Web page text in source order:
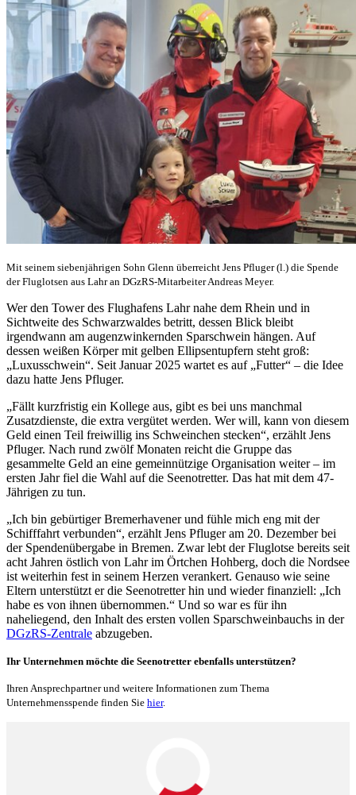
Mit seinem siebenjährigen Sohn Glenn überreicht Jens Pfluger (l.) die Spende
der Fluglotsen aus Lahr an DGzRS-Mitarbeiter Andreas Meyer.
Wer den Tower des Flughafens Lahr nahe dem Rhein und in
Sichtweite des Schwarzwaldes betritt, dessen Blick bleibt
irgendwann am augenzwinkernden Sparschwein hängen. Auf
dessen weißen Körper mit gelben Ellipsentupfern steht groß:
„Luxusschwein“. Seit Januar 2025 wartet es auf „Futter“ – die Idee
dazu hatte Jens Pfluger.
„Fällt kurzfristig ein Kollege aus, gibt es bei uns manchmal
Zusatzdienste, die extra vergütet werden. Wer will, kann von diesem
Geld einen Teil freiwillig ins Schweinchen stecken“, erzählt Jens
Pfluger. Nach rund zwölf Monaten reicht die Gruppe das
gesammelte Geld an eine gemeinnützige Organisation weiter – im
ersten Jahr fiel die Wahl auf die Seenotretter. Das hat mit dem 47-
Jährigen zu tun.
„Ich bin gebürtiger Bremerhavener und fühle mich eng mit der
Schifffahrt verbunden“, erzählt Jens Pfluger am 20. Dezember bei
der Spendenübergabe in Bremen. Zwar lebt der Fluglotse bereits seit
acht Jahren östlich von Lahr im Örtchen Hohberg, doch die Nordsee
ist weiterhin fest in seinem Herzen verankert. Genauso wie seine
Eltern unterstützt er die Seenotretter hin und wieder finanziell: „Ich
habe es von ihnen übernommen.“ Und so war es für ihn
naheliegend, den Inhalt des ersten vollen Sparschweinbauchs in der
DGzRS-Zentrale abzugeben.
Ihr Unternehmen möchte die Seenotretter ebenfalls unterstützen?
Ihren Ansprechpartner und weitere Informationen zum Thema
Unternehmensspende finden Sie hier.